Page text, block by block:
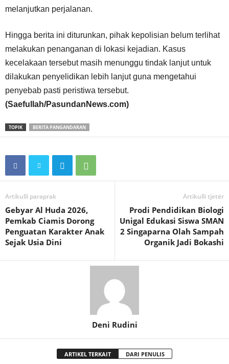
melanjutkan perjalanan.
Hingga berita ini diturunkan, pihak kepolisian belum terlihat
melakukan penanganan di lokasi kejadian. Kasus
kecelakaan tersebut masih menunggu tindak lanjut untuk
dilakukan penyelidikan lebih lanjut guna mengetahui
penyebab pasti peristiwa tersebut.
(Saefullah/PasundanNews.com)
TOPIK BERITA PANGANDARAN
Artikulli paraprak
Gebyar Al Huda 2026,
Pemkab Ciamis Dorong
Penguatan Karakter Anak
Sejak Usia Dini
Artikulli tjetër
Prodi Pendidikan Biologi
Unigal Edukasi Siswa SMAN
2 Singaparna Olah Sampah
Organik Jadi Bokashi
Deni Rudini
ARTIKEL TERKAIT DARI PENULIS